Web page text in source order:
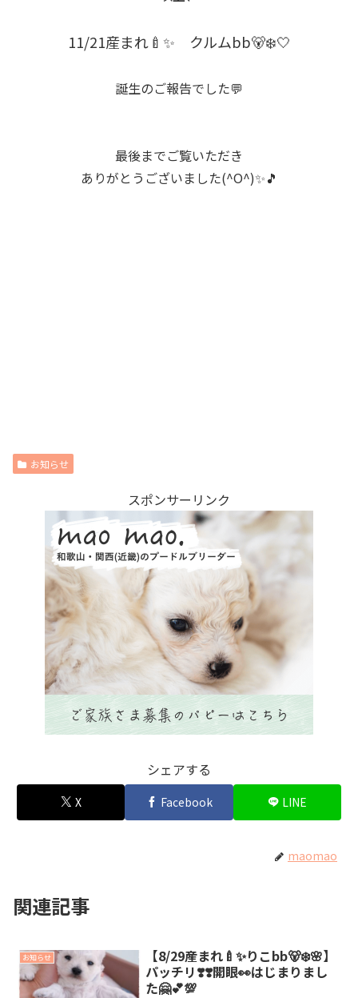
11/21産まれ🍼✨ クルムbb🐻‍❄️🤍
誕生のご報告でした💬
最後までご覧いただき
ありがとうございました(^O^)✨🎵
お知らせ
スポンサーリンク
シェアする
X Facebook LINE
maomao
関連記事
お知らせ
【8/29産まれ🍼✨りこbb🐻‍❄️🌸】
パッチリ❣️❣️開眼👀はじまりまし
た🤗💕💯